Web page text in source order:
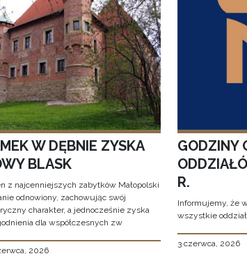
W DĘBNIE ZYSKA
BLASK
z najcenniejszych zabytków Małopolski
odnowiony, zachowując swój
charakter, a jednocześnie zyska
dla współczesnych zw
2026
GODZINY
R.
Informujemy, że
wszystkie
3 czerwca, 2026